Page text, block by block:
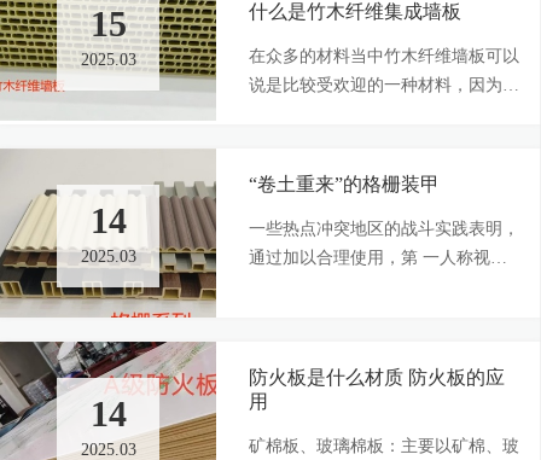
15
2025.03
什么是竹木纤维集成墙板
在众多的材料当中竹木纤维墙板可以
说是比较受欢迎的一种材料，因为是
14
2025.03
“卷土重来”的格栅装甲
一些热点冲突地区的战斗实践表明，
通过加以合理使用，第 一人称视角
答案。
14
2025.03
防火板是什么材质 防火板的应
用
矿棉板、玻璃棉板：主要以矿棉、玻